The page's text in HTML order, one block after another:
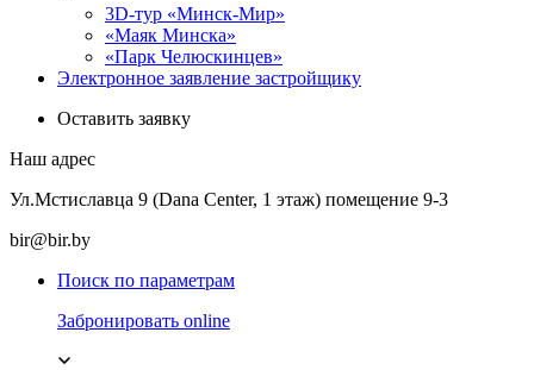
3D-тур «Минск-Мир»
«Маяк Минска»
«Парк Челюскинцев»
Электронное заявление застройщику
Оставить заявку
Наш адрес
Ул.Мстиславца 9 (Dana Center, 1 этаж) помещение 9-3
bir@bir.by
Поиск по параметрам
Забронировать online